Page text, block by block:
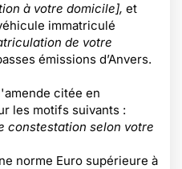
à votre domicile], et
immatriculé
de votre
émissions d’Anvers.
citée en
les motifs suivants :
constestation selon votre
norme Euro supérieure à